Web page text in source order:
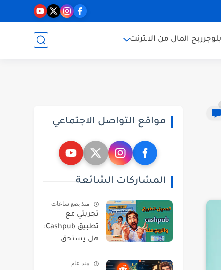
بلوجرربح المال من الانترنت
مواقع التواصل الاجتماعي
المشاركات الشائعة
منذ بضع ساعات
تجربتي مع
تطبيق Cashpub:
هل يستحق
منذ عام